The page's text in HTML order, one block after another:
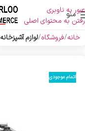
عبور به ناوبری
رفتن به محتوای اصلی
منو
خانه فروشگاه لوازم آشپزخانه
اتمام موجودی